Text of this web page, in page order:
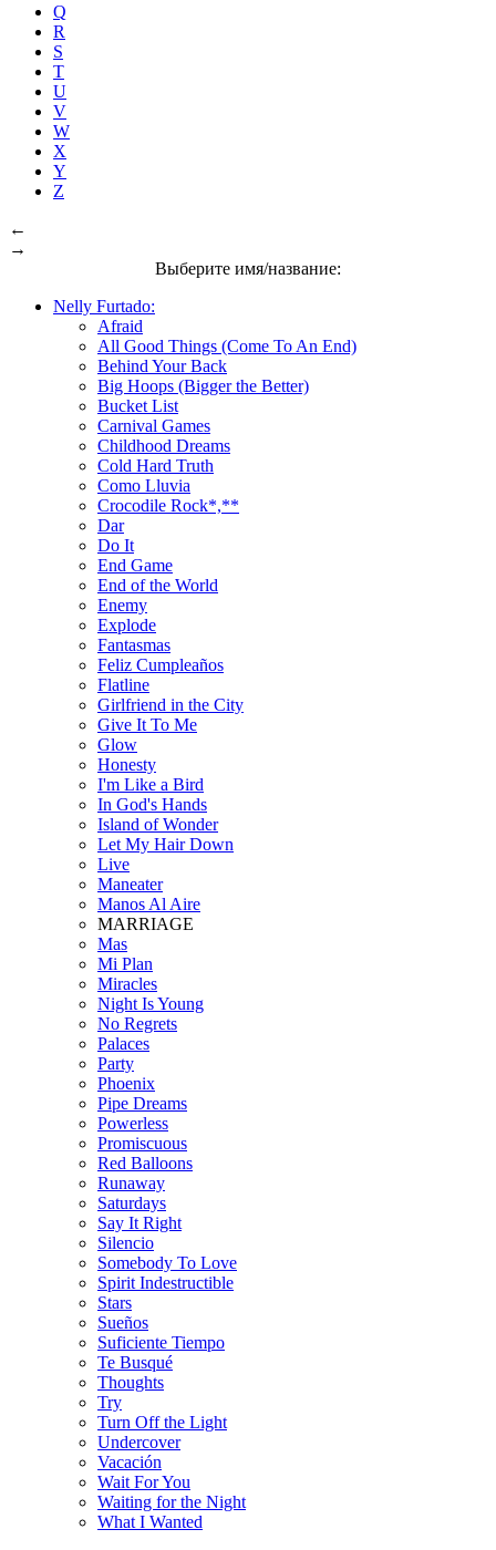
Q
R
S
T
U
V
W
X
Y
Z
←
→
Выберите имя/название:
Nelly Furtado:
Afraid
All Good Things (Come To An End)
Behind Your Back
Big Hoops (Bigger the Better)
Bucket List
Carnival Games
Childhood Dreams
Cold Hard Truth
Como Lluvia
Crocodile Rock*,**
Dar
Do It
End Game
End of the World
Enemy
Explode
Fantasmas
Feliz Cumpleaños
Flatline
Girlfriend in the City
Give It To Me
Glow
Honesty
I'm Like a Bird
In God's Hands
Island of Wonder
Let My Hair Down
Live
Maneater
Manos Al Aire
MARRIAGE
Mas
Mi Plan
Miracles
Night Is Young
No Regrets
Palaces
Party
Phoenix
Pipe Dreams
Powerless
Promiscuous
Red Balloons
Runaway
Saturdays
Say It Right
Silencio
Somebody To Love
Spirit Indestructible
Stars
Sueños
Suficiente Tiempo
Te Busqué
Thoughts
Try
Turn Off the Light
Undercover
Vacación
Wait For You
Waiting for the Night
What I Wanted